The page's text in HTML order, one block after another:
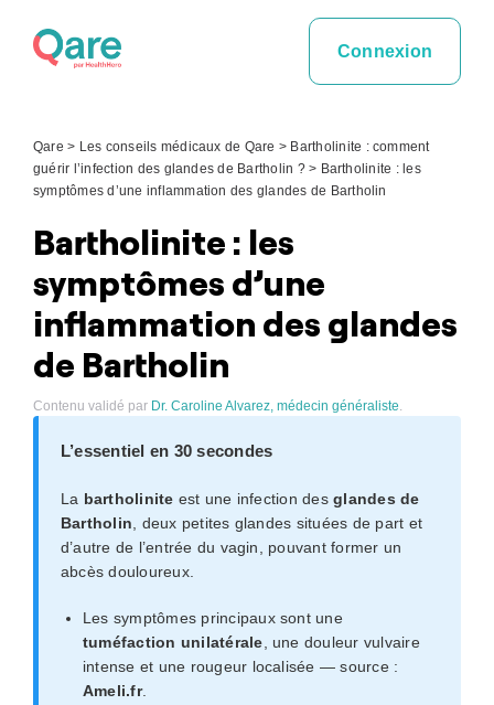
Connexion
Qare > Les conseils médicaux de Qare > Bartholinite : comment
guérir l’infection des glandes de Bartholin ?> Bartholinite : les
symptômes d’une inflammation des glandes de Bartholin
Bartholinite : les
symptômes d’une
inflammation des glandes
de Bartholin
Contenu validé par Dr. Caroline Alvarez, médecin généraliste.
L’essentiel en 30 secondes
La bartholinite est une infection desglandes de
Bartholin , deux petites glandes situées de part et
d’autre de l’entrée du vagin, pouvant former un
abcès douloureux.
Les symptômes principaux sont une
tuméfaction unilatérale , une douleur vulvaire
intense et une rougeur localisée — source :
Ameli.fr.